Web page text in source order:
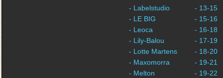
- Labelstudio
- LE BIG
- Leoca
- Lily-Balou
- Lotte Martens
- Maxomorra
- Melton
- 13-15
- 15-16
- 16-18
- 17-19
- 18-20
- 19-21
- 19-22